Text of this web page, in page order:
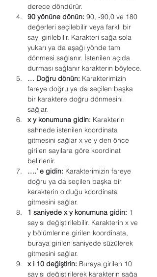
derece döndürür.
90 yönüne dönün: 90, -90,0 ve 180
değerleri seçilebilir veya farklı bir
sayı girilebilir. Karakteri sağa sola
yukarı ya da aşağı yönde tam
dönmesi sağlanır. İstenilen açıda
durması sağlanır karakterin böylece.
… Doğru dönün: Karakterimizin
fareye doğru ya da seçilen başka
bir karaktere doğru dönmesini
sağlar.
x y konumuna gidin: Karakterin
sahnede istenilen koordinata
gitmesini sağlar x ve y den önce
girilen sayılara göre koordinat
belirlenir.
….’ e gidin: Karakterimizin fareye
doğru ya da seçilen başka bir
karakterin olduğu koordinata
gitmesini sağlar.
1 saniyede x y konumuna gidin: 1
sayısı değiştirilebilir. Karakterin x ve
y bölümlerine girilen koordinata,
buraya girilen saniyede süzülerek
gitmesini sağlar.
x i 10 değiştirin: Buraya girilen 10
sayısı değiştirilerek karakterin sağa